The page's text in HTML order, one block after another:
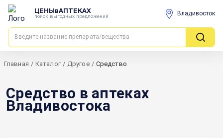
ЦЕНЫвАПТЕКАХ
поиск выгодных предложений Владивосток
Главная / Каталог / Другое / Средство
Средство в аптеках
Владивостока